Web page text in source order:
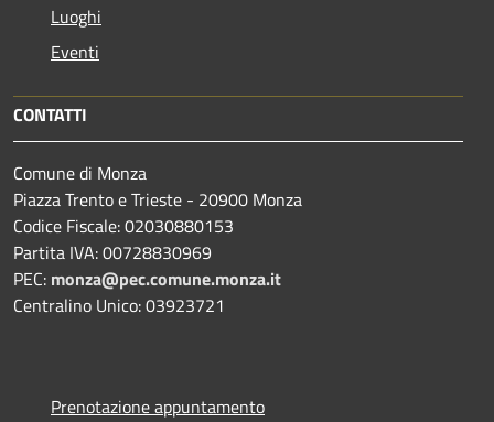
Luoghi
Eventi
CONTATTI
Comune di Monza
Piazza Trento e Trieste - 20900 Monza
Codice Fiscale: 02030880153
Partita IVA: 00728830969
PEC: monza@pec.comune.monza.it
Centralino Unico: 03923721
Prenotazione appuntamento